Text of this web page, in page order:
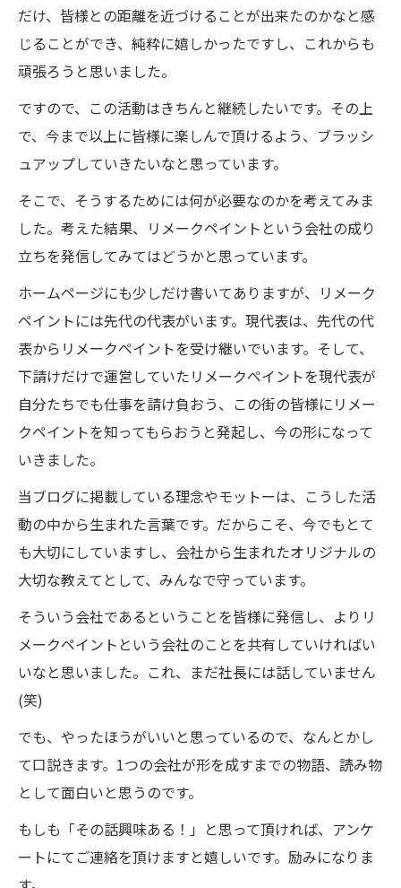
だけ、皆様との距離を近づけることが出来たのかなと感
じることができ、純粋に嬉しかったですし、これからも
頑張ろうと思いました。
ですので、この活動はきちんと継続したいです。その上
で、今まで以上に皆様に楽しんで頂けるよう、ブラッシ
ュアップしていきたいなと思っています。
そこで、そうするためには何が必要なのかを考えてみま
した。考えた結果、リメークペイントという会社の成り
立ちを発信してみてはどうかと思っています。
ホームページにも少しだけ書いてありますが、リメーク
ペイントには先代の代表がいます。現代表は、先代の代
表からリメークペイントを受け継いでいます。そして、
下請けだけで運営していたリメークペイントを現代表が
自分たちでも仕事を請け負おう、この街の皆様にリメー
クペイントを知ってもらおうと発起し、今の形になって
いきました。
当ブログに掲載している理念やモットーは、こうした活
動の中から生まれた言葉です。だからこそ、今でもとて
も大切にしていますし、会社から生まれたオリジナルの
大切な教えてとして、みんなで守っています。
そういう会社であるということを皆様に発信し、よりリ
メークペイントという会社のことを共有していければい
いなと思いました。これ、まだ社長には話していません
(笑)
でも、やったほうがいいと思っているので、なんとかし
て口説きます。1つの会社が形を成すまでの物語、読み物
として面白いと思うのです。
もしも「その話興味ある！」と思って頂ければ、アンケ
ートにてご連絡を頂けますと嬉しいです。励みになりま